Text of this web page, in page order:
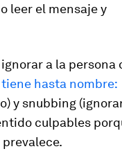
leer el mensaje y
a la persona
tiene hasta nombre:
y snubbing
culpables